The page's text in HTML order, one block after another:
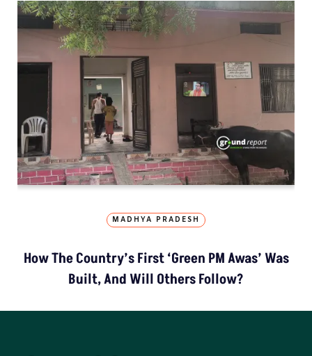
MADHYA PRADESH
How The Country’s First ‘Green PM Awas’ Was
Built, And Will Others Follow?